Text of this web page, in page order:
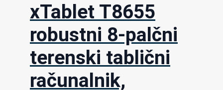
xTablet T8655
robustni 8-palčni
terenski tablični
računalnik,